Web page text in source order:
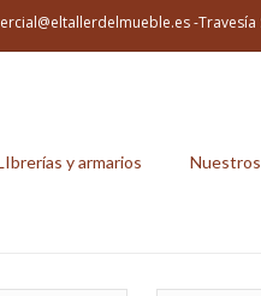
-Travesía
y armarios